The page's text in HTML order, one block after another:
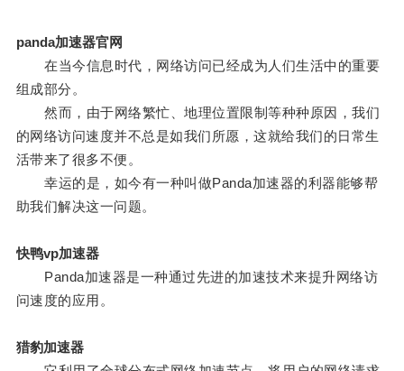
panda加速器官网
在当今信息时代，网络访问已经成为人们生活中的重要
组成部分。
然而，由于网络繁忙、地理位置限制等种种原因，我们
的网络访问速度并不总是如我们所愿，这就给我们的日常生
活带来了很多不便。
幸运的是，如今有一种叫做Panda加速器的利器能够帮
助我们解决这一问题。
快鸭vp加速器
Panda加速器是一种通过先进的加速技术来提升网络访
问速度的应用。
猎豹加速器